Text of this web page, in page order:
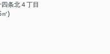
条北４丁目
㎡)